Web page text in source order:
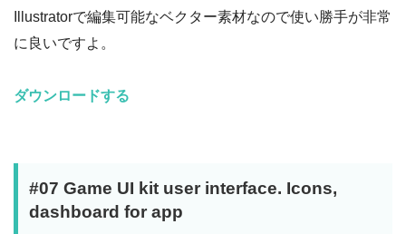
Illustratorで編集可能なベクター素材なので使い勝手が非常
に良いですよ。
ダウンロードする
#07 Game UI kit user interface. Icons,
dashboard for app